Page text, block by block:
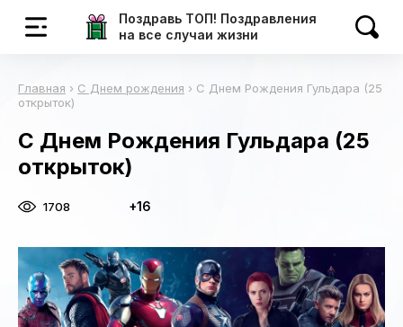
Поздравь ТОП! Поздравления
на все случаи жизни
Главная › С Днем рождения › С Днем Рождения Гульдара (25
открыток)
С Днем Рождения Гульдара (25
открыток)
1708 +16